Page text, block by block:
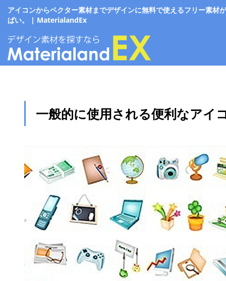
アイコンからベクター素材までデザインに無料で使えるフリー素材
ぱい。 | MaterialandEx
一般的に使用される便利なアイ